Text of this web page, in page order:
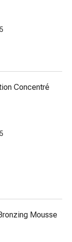
Concentré
Mousse